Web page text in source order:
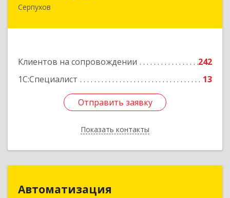
Серпухов
Клиентов на сопровождении
242
1С:Специалист
13
Отправить заявку
Показать контакты
Отправить заявку
Назад
Автоматизация